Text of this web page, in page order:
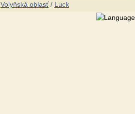
Volyňská oblasť/ Luck